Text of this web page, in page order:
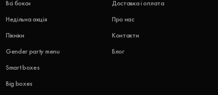
Всі бокси
Недільна акція
Пікніки
Gender party menu
Smart boxes
Big boxes
Доставка і оплата
Про нас
Контакти
Блог